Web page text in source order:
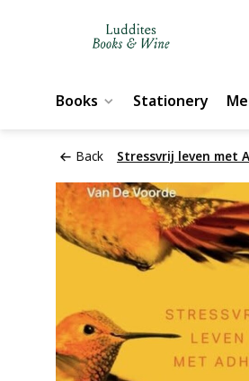
Books Stationery
Back Stressvrij leven met